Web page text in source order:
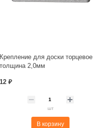
Крепление для доски торцевое
толщина 2,0мм
12 ₽
шт
В корзину